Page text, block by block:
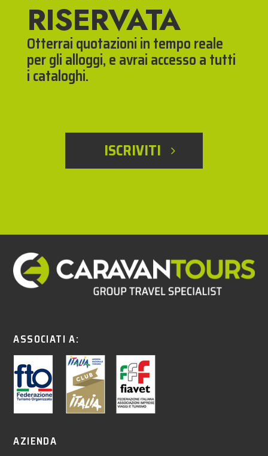
RISERVATA
Otterrai quotazioni in tempo reale
per gli alloggi, e avrai accesso a tutti
i cataloghi.
ISCRIVITI
ASSOCIATI A:
AZIENDA